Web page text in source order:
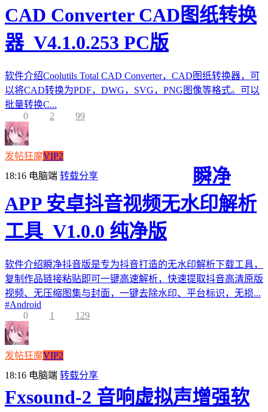
CAD Converter CAD图纸转换
器_V4.1.0.253 PC版
软件介绍Coolutils Total CAD Converter，CAD图纸转换器，可
以将CAD转换为PDF，DWG，SVG，PNG图像等格式。可以
批量转换C...
0
2 99
发帖狂魔VIP2
18:16 电脑端 转载分享
瞬净
APP 安卓抖音视频无水印解析
工具_V1.0.0 纯净版
软件介绍瞬净抖音版是专为抖音打造的无水印解析下载工具，
复制作品链接粘贴即可一键高速解析，快速提取抖音高清原版
视频、无压缩图集与封面，一键去除水印、平台标识，无损...
#Android
0
1 129
发帖狂魔VIP2
18:16 电脑端 转载分享
Fxsound-2 音响虚拟声增强软